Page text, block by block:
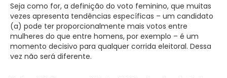
Seja como for, a definição do voto feminino, que muitas
vezes apresenta tendências específicas – um candidato
(a) pode ter proporcionalmente mais votos entre
mulheres do que entre homens, por exemplo – é um
momento decisivo para qualquer corrida eleitoral. Dessa
vez não será diferente.